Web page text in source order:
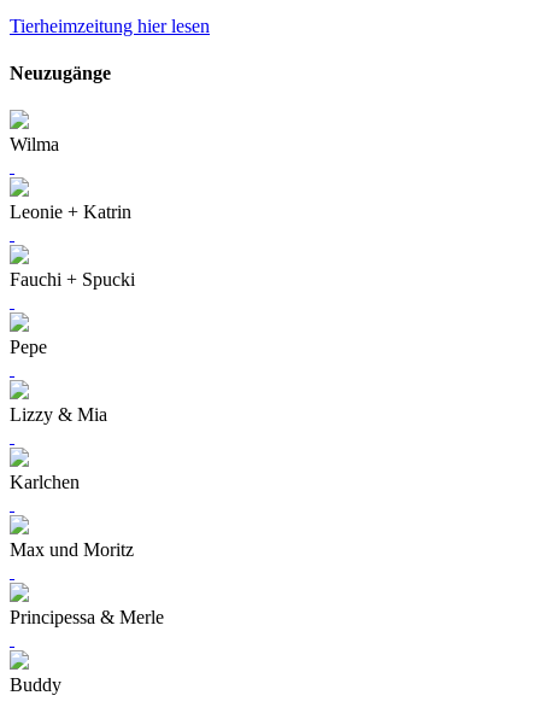
Tierheimzeitung hier lesen
Neuzugänge
Wilma
Leonie + Katrin
Fauchi + Spucki
Pepe
Lizzy & Mia
Karlchen
Max und Moritz
Principessa & Merle
Buddy